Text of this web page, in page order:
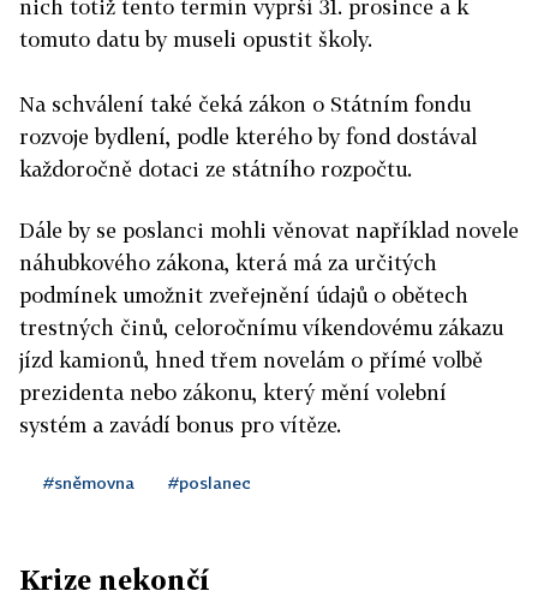
nich totiž tento termín vyprší 31. prosince a k
tomuto datu by museli opustit školy.
Na schválení také čeká zákon o Státním fondu
rozvoje bydlení, podle kterého by fond dostával
každoročně dotaci ze státního rozpočtu.
Dále by se poslanci mohli věnovat například novele
náhubkového zákona, která má za určitých
podmínek umožnit zveřejnění údajů o obětech
trestných činů, celoročnímu víkendovému zákazu
jízd kamionů, hned třem novelám o přímé volbě
prezidenta nebo zákonu, který mění volební
systém a zavádí bonus pro vítěze.
#sněmovna #poslanec
Krize nekončí